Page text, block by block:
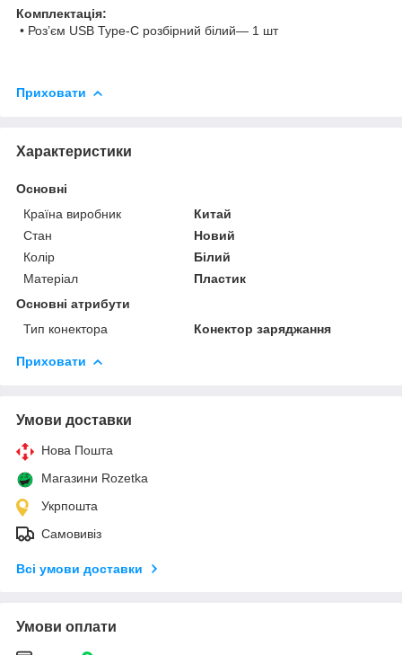
Комплектація:
• Роз’єм USB Type-C розбірний білий— 1 шт
Приховати
Характеристики
Основні
Країна виробник
Китай
Стан
Новий
Колір
Білий
Матеріал
Пластик
Основні атрибути
Тип конектора
Конектор заряджання
Приховати
Умови доставки
Нова Пошта
Магазини Rozetka
Укрпошта
Самовивіз
Всі умови доставки
Умови оплати